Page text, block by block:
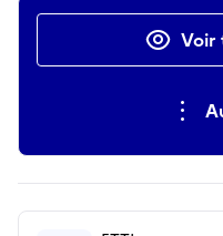
Actions rapides
Voir